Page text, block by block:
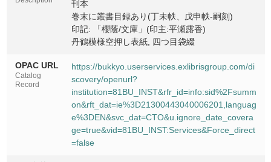
刊本
巻末に叢書目録あり(丁未帙、戊申帙-嗣刻)
印記: 「櫻蔭/文庫」(印主:平瀬露香)
丹鶴模様空押し表紙, 四つ目袋綴
OPAC URL
Catalog
Record
https://bukkyo.userservices.exlibrisgroup.com/di
scovery/openurl?
institution=81BU_INST&rfr_id=info:sid%2Fsumm
on&rft_dat=ie%3D21300443040006201,languag
e%3DEN&svc_dat=CTO&u.ignore_date_covera
ge=true&vid=81BU_INST:Services&Force_direct
=false